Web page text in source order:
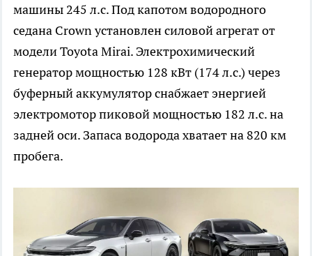
машины 245 л.с. Под капотом водородного
седана Crown установлен силовой агрегат от
модели Toyota Mirai. Электрохимический
генератор мощностью 128 кВт (174 л.с.) через
буферный аккумулятор снабжает энергией
электромотор пиковой мощностью 182 л.с. на
задней оси. Запаса водорода хватает на 820 км
пробега.